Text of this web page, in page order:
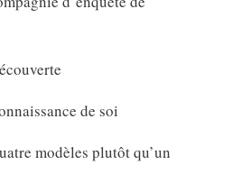
de soi
modèles plutôt qu’un